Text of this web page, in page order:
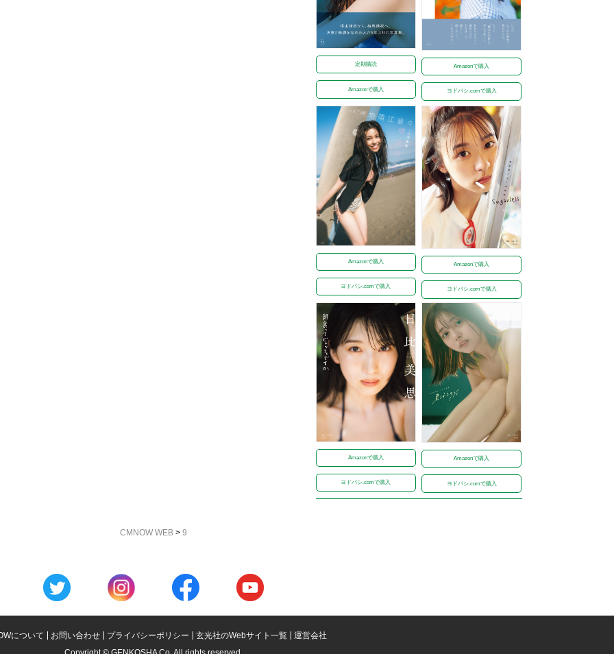
定期購読
Amazonで購入
Amazonで購入
ヨドバシ.comで購入
Amazonで購入
ヨドバシ.comで購入
Amazonで購入
ヨドバシ.comで購入
Amazonで購入
ヨドバシ.comで購入
Amazonで購入
ヨドバシ.comで購入
CMNOW WEB > 9
について お問い合わせ プライバシーポリシー 玄光社のWebサイト一覧
運営会社